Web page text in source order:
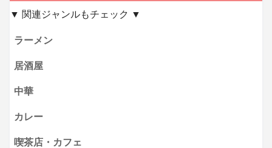
▼ 関連ジャンルもチェック ▼
ラーメン
居酒屋
中華
カレー
喫茶店・カフェ